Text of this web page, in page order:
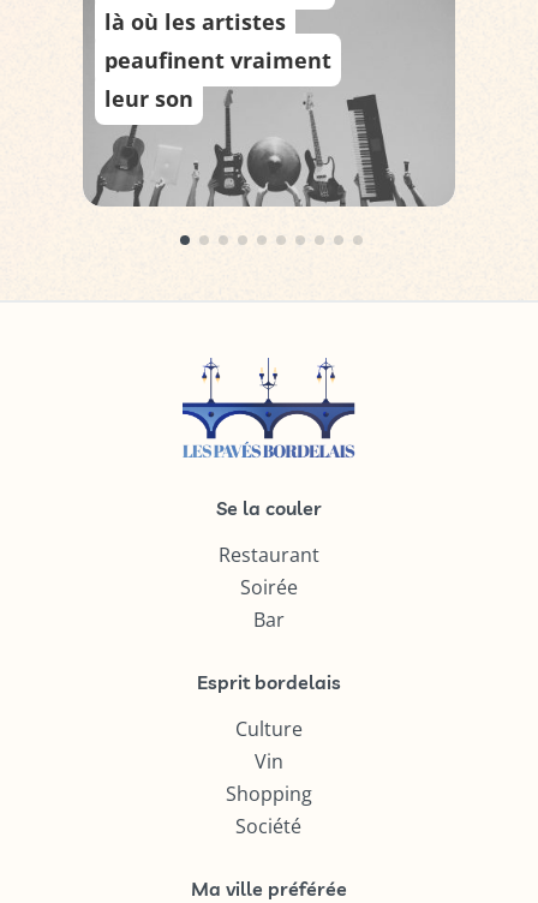
là où les artistes
peaufinent vraiment
leur son
Se la couler
Restaurant
Soirée
Bar
Esprit bordelais
Culture
Vin
Shopping
Société
Ma ville préférée